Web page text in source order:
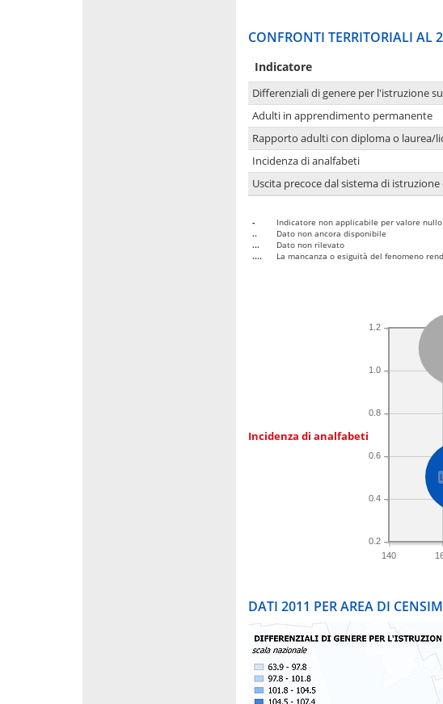
CONFRONTI TERRITORIALI AL
Indicatore
Differenziali di genere per l'istruzione
Adulti in apprendimento permanente
Rapporto adulti con diploma o laurea/
Incidenza di analfabeti
Uscita precoce dal sistema di
-
Indicatore non applicabile per valore
..
Dato non ancora disponibile
...
Dato non rilevato
....
La mancanza o esiguità del fenomeno
Incidenza di analfabeti
140
0.2
0.4
0.6
0.8
1.0
1.2
DATI 2011 PER AREA DI